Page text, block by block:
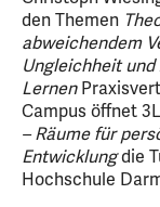
den Themen
abweichendem
Ungleichheit
Lernen
Campus öffnet
– Räume für
Entwicklungdie
Hochschule